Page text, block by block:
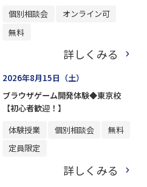
個別相談会
オンライン可
無料
詳しくみる
2026年8月15日（土）
ブラウザゲーム開発体験◆東京校
【初心者歓迎！】
体験授業
個別相談会
無料
定員限定
詳しくみる